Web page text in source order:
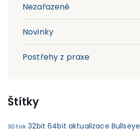
Nezařazené
Novinky
Postřehy z praxe
Štítky
3D tisk 32bit 64bit aktualizace Bullseye